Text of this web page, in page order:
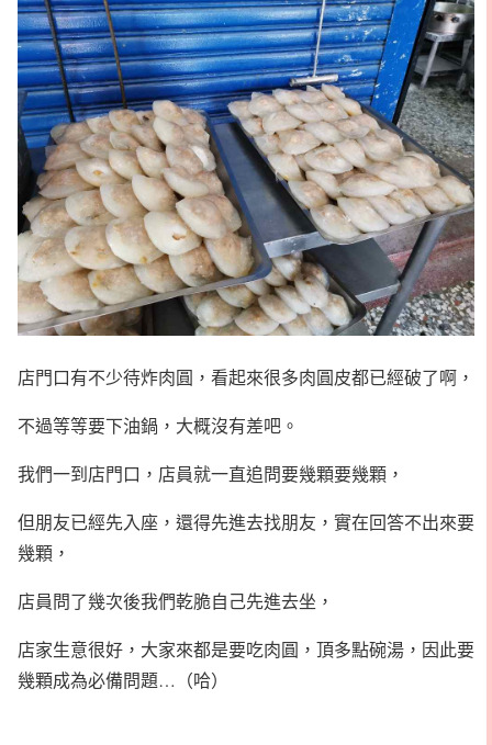
店門口有不少待炸肉圓，看起來很多肉圓皮都已經破了啊，
不過等等要下油鍋，大概沒有差吧。
我們一到店門口，店員就一直追問要幾顆要幾顆，
但朋友已經先入座，還得先進去找朋友，實在回答不出來要
幾顆，
店員問了幾次後我們乾脆自己先進去坐，
店家生意很好，大家來都是要吃肉圓，頂多點碗湯，因此要
幾顆成為必備問題…（哈）